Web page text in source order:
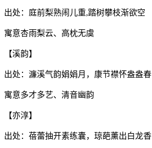
出处：庭前梨熟闹儿重,踏树攀枝渐欲空
寓意杏雨梨云、高枕无虞
【溪韵】
出处：濂溪气韵娟娟月，康节襟怀盎盎春
寓意多才多艺、清音幽韵
【亦淳】
出处：蓓蕾抽开素练囊，琼葩薰出白龙香